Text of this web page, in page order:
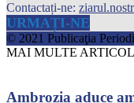
Contactați-ne:
URMAȚI-NE
© 2021 Publicaţia
MAI MULTE
Ambrozia aduce